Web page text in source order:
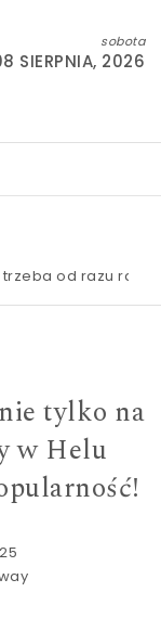
sobota
SIERPNIA, 2026
od razu ratować
tylko na
w Helu